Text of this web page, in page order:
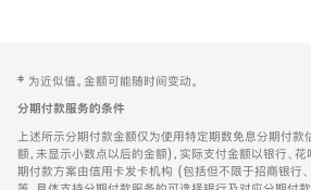
页
页
脚
注
‡ 为近似值。金额可能随时间变动。
分期付款服务的条件
上述所示分期付款金额仅为使用特定期数免息分期付
额，未显示小数点以后的金额)，实际支付金额以银行、
期付款方案由信用卡发卡机构 (包括但不限于招商银行